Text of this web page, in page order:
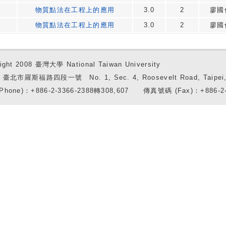
物質點法在工程上的應用 3.0 2
廖國
物質點法在工程上的應用
3.0 2 廖國
2008 臺灣大學 National Taiwan University
臺北市羅斯福路四段一號 No. 1, Sec. 4, Roosevelt Road,
：+886-2-3366-2388轉308,607 傳真號碼 (Fax)：+886-